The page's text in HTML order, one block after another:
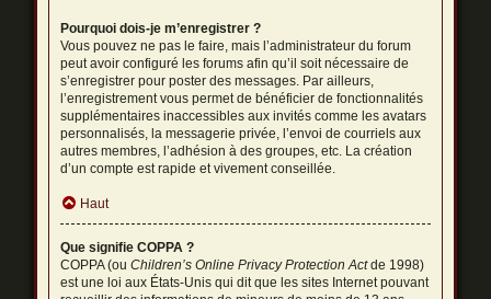
Pourquoi dois-je m’enregistrer ?
Vous pouvez ne pas le faire, mais l’administrateur du forum
peut avoir configuré les forums afin qu’il soit nécessaire de
s’enregistrer pour poster des messages. Par ailleurs,
l’enregistrement vous permet de bénéficier de fonctionnalités
supplémentaires inaccessibles aux invités comme les avatars
personnalisés, la messagerie privée, l’envoi de courriels aux
autres membres, l’adhésion à des groupes, etc. La création
d’un compte est rapide et vivement conseillée.
Haut
Que signifie COPPA ?
COPPA (ouChildren’s Online Privacy Protection Actde 1998)
est une loi aux États-Unis qui dit que les sites Internet pouvant